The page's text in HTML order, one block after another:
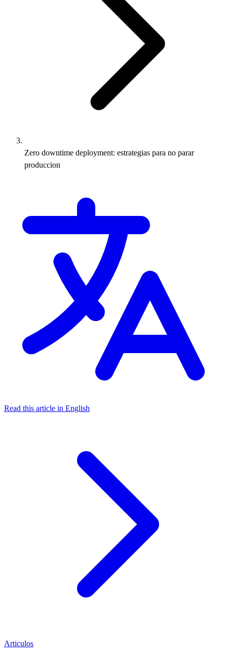
Zero downtime deployment: estrategias para no parar
produccion
Read this article in English
Articulos